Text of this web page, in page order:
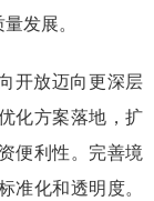
发展。
开放迈向更深层
化方案落地，扩
便利性。完善境
准化和透明度。